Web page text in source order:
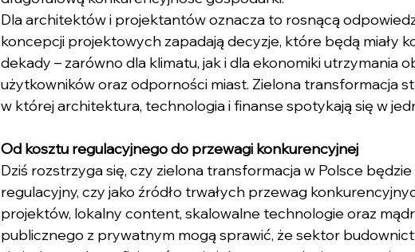
Dla architektów i projektantów oznacza to rosnącą
koncepcji projektowych zapadają decyzje, które będą miały
dekady – zarówno dla klimatu, jak i dla ekonomiki utrzymania
użytkowników oraz odporności miast. Zielona transformacja
w której architektura, technologia i finanse spotykają się w
Od kosztu regulacyjnego do przewagi konkurencyjnej
Dziś rozstrzyga się, czy zielona transformacja w Polsce
regulacyjny, czy jako źródło trwałych przewag
projektów, lokalny content, skalowalne technologie oraz
publicznego z prywatnym mogą sprawić, że sektor